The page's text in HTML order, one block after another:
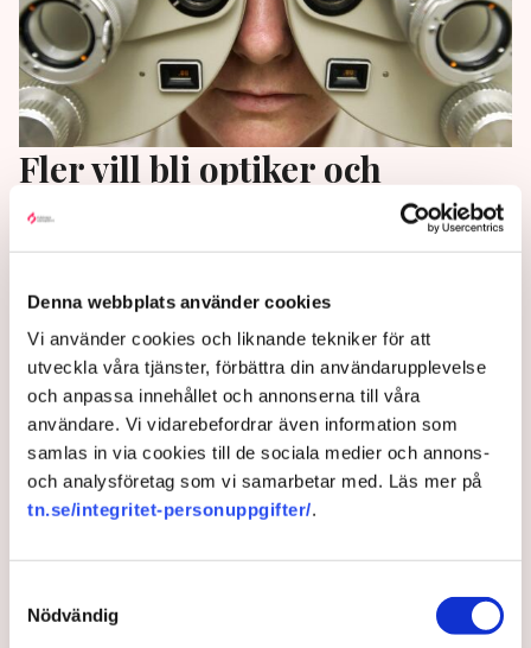
Denna webbplats använder cookies
Vi använder cookies och liknande tekniker för att
utveckla våra tjänster, förbättra din användarupplevelse
och anpassa innehållet och annonserna till våra
användare. Vi vidarebefordrar även information som
samlas in via cookies till de sociala medier och annons-
och analysföretag som vi samarbetar med. Läs mer på
tn.se/integritet-personuppgifter/.
Nödvändig
Fler vill bli optiker och
biomedicinsk analytiker
i höst, vilket är det högsta antalet sedan UHR började
föra statistik. Framför allt är det högt tryck på
yrkesexamensutbildningar med goda jobbutsikter.
1 year ago | Av: TT